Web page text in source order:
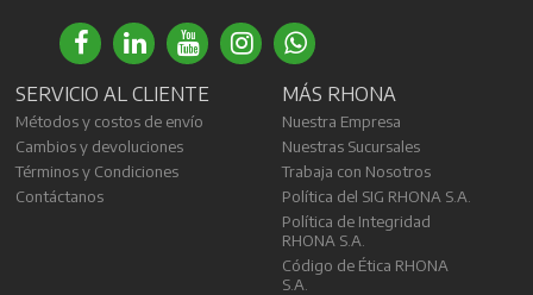
SERVICIO AL CLIENTE
Métodos y costos de envío
Cambios y devoluciones
Términos y Condiciones
Contáctanos
MÁS RHONA
Nuestra Empresa
Nuestras Sucursales
Trabaja con Nosotros
Política del SIG RHONA S.A.
Política de Integridad
RHONA S.A.
Código de Ética RHONA
S.A.